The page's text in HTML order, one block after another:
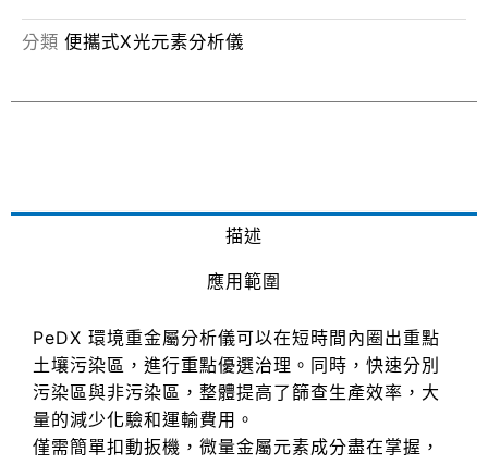
分類 便攜式X光元素分析儀
描述
應用範圍
PeDX 環境重金屬分析儀可以在短時間內圈出重點
土壤污染區，進行重點優選治理。同時，快速分別
污染區與非污染區，整體提高了篩查生產效率，大
量的減少化驗和運輸費用。
僅需簡單扣動扳機，微量金屬元素成分盡在掌握，